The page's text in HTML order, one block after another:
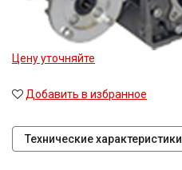
Цену уточняйте
Добавить в избранное
Технические характеристики